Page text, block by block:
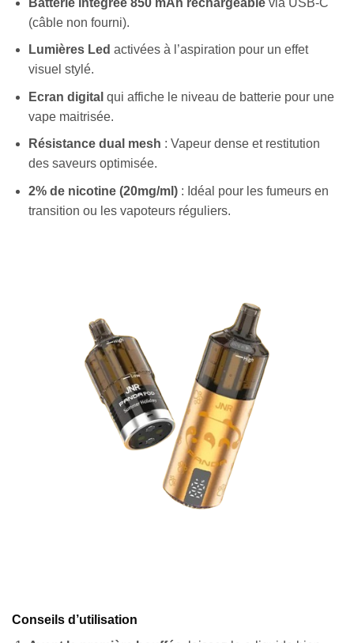
(câble non fourni).
Lumières Led activées à l’aspiration pour un effet
visuel stylé.
Ecran digital qui affiche le niveau de batterie pour une
vape maitrisée.
Résistance dual mesh : Vapeur dense et restitution
des saveurs optimisée.
2% de nicotine (20mg/ml): Idéal pour les fumeurs en
transition ou les vapoteurs réguliers.
Conseils d’utilisation